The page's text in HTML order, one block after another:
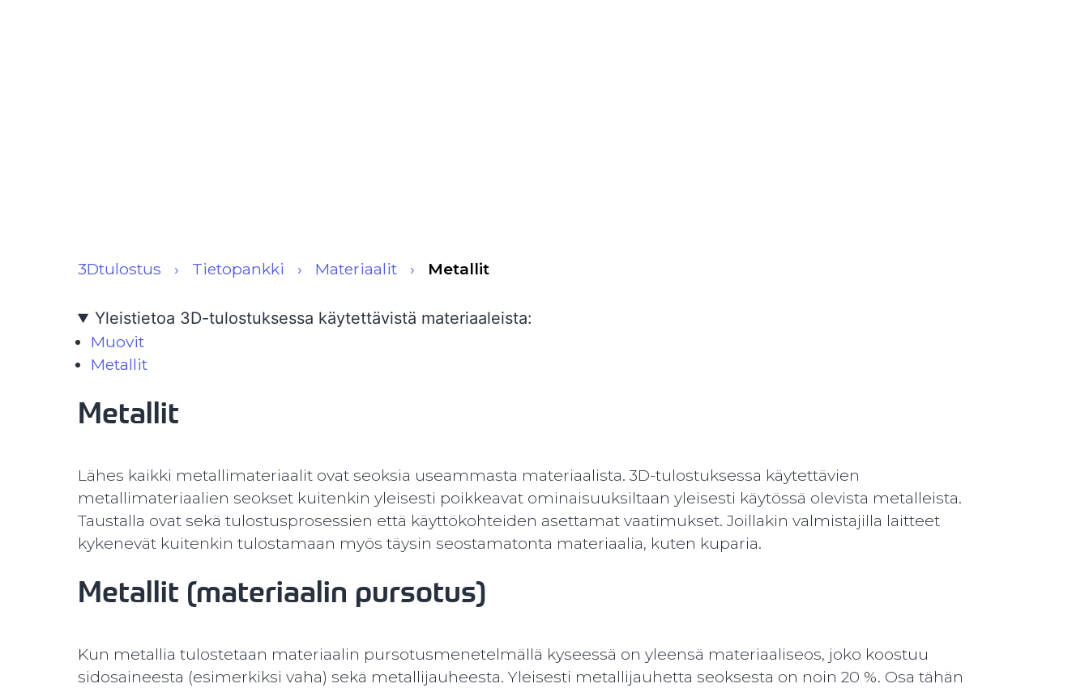
3Dtulostus Tietopankki Materiaalit Metallit
Yleistietoa 3D-tulostuksessa käytettävistä materiaaleista:
Muovit
Metallit
Metallit
Lähes kaikki metallimateriaalit ovat seoksia useammasta materiaalista. 3D-tulostuksessa käytettävien
metallimateriaalien seokset kuitenkin yleisesti poikkeavat ominaisuuksiltaan yleisesti käytössä olevista metalleista.
Taustalla ovat sekä tulostusprosessien että käyttökohteiden asettamat vaatimukset. Joillakin valmistajilla laitteet
kykenevät kuitenkin tulostamaan myös täysin seostamatonta materiaalia, kuten kuparia.
Metallit (materiaalin pursotus)
Kun metallia tulostetaan materiaalin pursotusmenetelmällä kyseessä on yleensä materiaaliseos, joko koostuu
sidosaineesta (esimerkiksi vaha) sekä metallijauheesta. Yleisesti metallijauhetta seoksesta on noin 20 %. Osa tähän